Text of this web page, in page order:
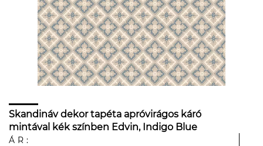
Skandináv dekor tapéta apróvirágos káró
mintával kék színben Edvin, Indigo Blue
ÁR: